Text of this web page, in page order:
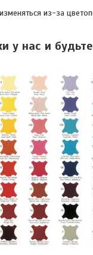
из-за
у нас и